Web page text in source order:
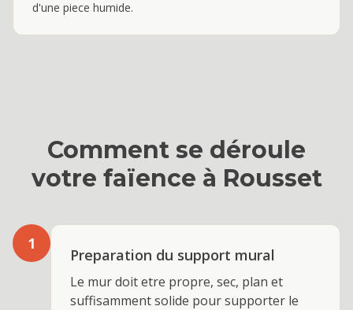
d'une piece humide.
Comment se déroule
votre faïence à Rousset
1
Preparation du support mural
Le mur doit etre propre, sec, plan et
suffisamment solide pour supporter le